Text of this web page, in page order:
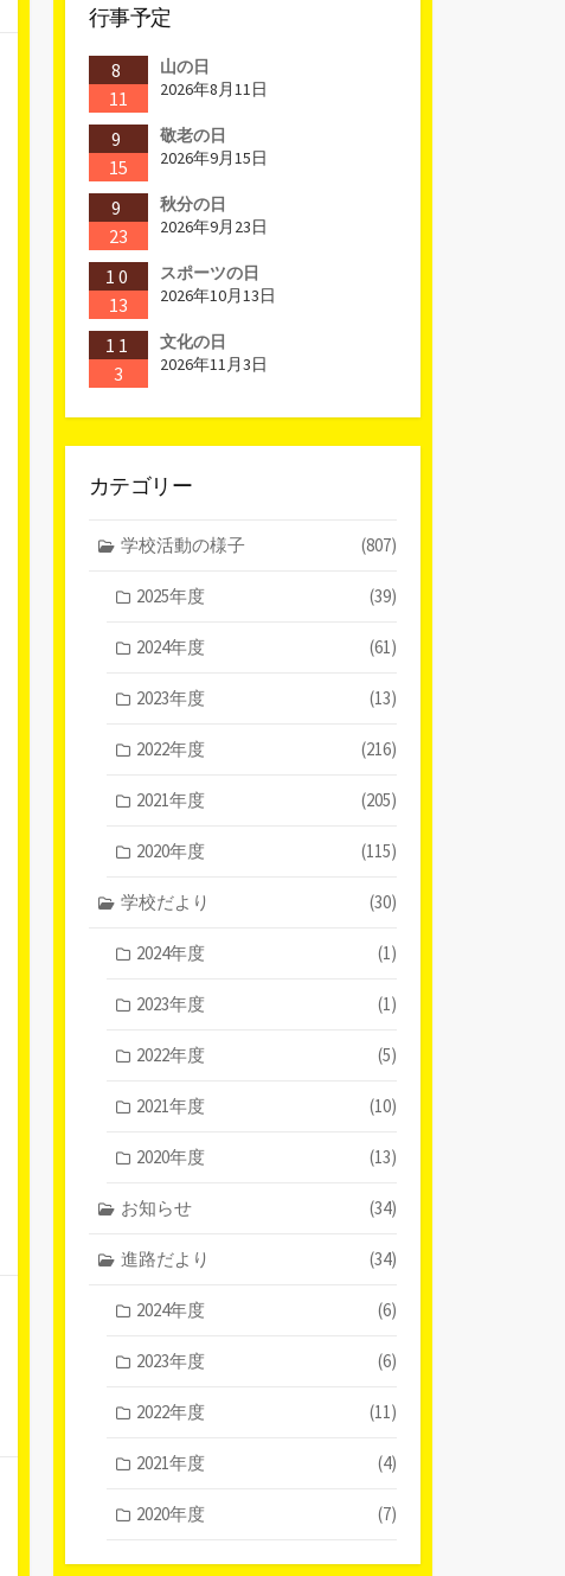
行事予定
8
11
山の日
2026年8月11日
9
15
敬老の日
2026年9月15日
9
23
秋分の日
2026年9月23日
10
13
スポーツの日
2026年10月13日
11
3
文化の日
2026年11月3日
カテゴリー
学校活動の様子 (807)
2025年度 (39)
2024年度 (61)
2023年度 (13)
2022年度 (216)
2021年度 (205)
2020年度 (115)
学校だより (30)
2024年度 (1)
2023年度 (1)
2022年度 (5)
2021年度 (10)
2020年度 (13)
お知らせ (34)
進路だより (34)
2024年度 (6)
2023年度 (6)
2022年度 (11)
2021年度 (4)
2020年度 (7)